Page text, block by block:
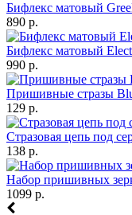
Бифлекс матовый
890 р.
Бифлекс матовый
990 р.
Пришивные стразы
129 р.
Стразовая цепь под
138 р.
Набор пришивных
1099 р.